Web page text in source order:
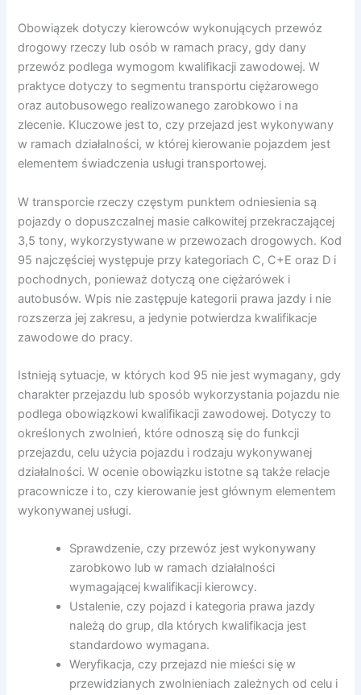
Obowiązek dotyczy kierowców wykonujących przewóz
drogowy rzeczy lub osób w ramach pracy, gdy dany
przewóz podlega wymogom kwalifikacji zawodowej. W
praktyce dotyczy to segmentu transportu ciężarowego
oraz autobusowego realizowanego zarobkowo i na
zlecenie. Kluczowe jest to, czy przejazd jest wykonywany
w ramach działalności, w której kierowanie pojazdem jest
elementem świadczenia usługi transportowej.
W transporcie rzeczy częstym punktem odniesienia są
pojazdy o dopuszczalnej masie całkowitej przekraczającej
3,5 tony, wykorzystywane w przewozach drogowych. Kod
95 najczęściej występuje przy kategoriach C, C+E oraz D i
pochodnych, ponieważ dotyczą one ciężarówek i
autobusów. Wpis nie zastępuje kategorii prawa jazdy i nie
rozszerza jej zakresu, a jedynie potwierdza kwalifikacje
zawodowe do pracy.
Istnieją sytuacje, w których kod 95 nie jest wymagany, gdy
charakter przejazdu lub sposób wykorzystania pojazdu nie
podlega obowiązkowi kwalifikacji zawodowej. Dotyczy to
określonych zwolnień, które odnoszą się do funkcji
przejazdu, celu użycia pojazdu i rodzaju wykonywanej
działalności. W ocenie obowiązku istotne są także relacje
pracownicze i to, czy kierowanie jest głównym elementem
wykonywanej usługi.
Sprawdzenie, czy przewóz jest wykonywany
zarobkowo lub w ramach działalności
wymagającej kwalifikacji kierowcy.
Ustalenie, czy pojazd i kategoria prawa jazdy
należą do grup, dla których kwalifikacja jest
standardowo wymagana.
Weryfikacja, czy przejazd nie mieści się w
przewidzianych zwolnieniach zależnych od celu i